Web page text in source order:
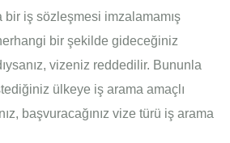
bir iş sözleşmesi imzalamamış
bir şekilde gideceğiniz
vizeniz reddedilir. Bununla
ülkeye iş arama amaçlı
başvuracağınız vize türü iş arama